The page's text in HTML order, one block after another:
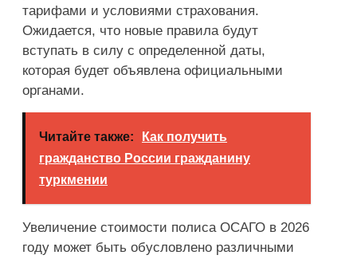
тарифами и условиями страхования.
Ожидается, что новые правила будут
вступать в силу с определенной даты,
которая будет объявлена официальными
органами.
Читайте также:
Как получить
гражданство России гражданину
туркмении
Увеличение стоимости полиса ОСАГО в 2026
году может быть обусловлено различными